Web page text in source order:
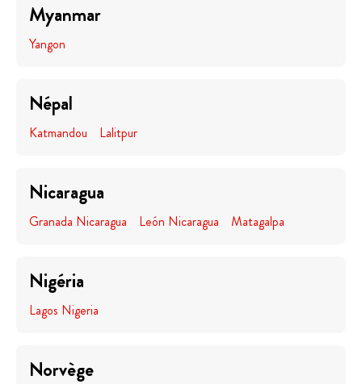
Myanmar
Yangon
Népal
Katmandou Lalitpur
Nicaragua
Granada Nicaragua León Nicaragua Matagalpa
Nigéria
Lagos Nigeria
Norvège